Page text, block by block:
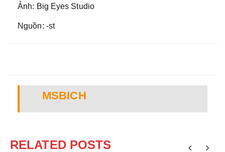
Ảnh: Big Eyes Studio
Nguồn: -st
MSBICH
RELATED POSTS